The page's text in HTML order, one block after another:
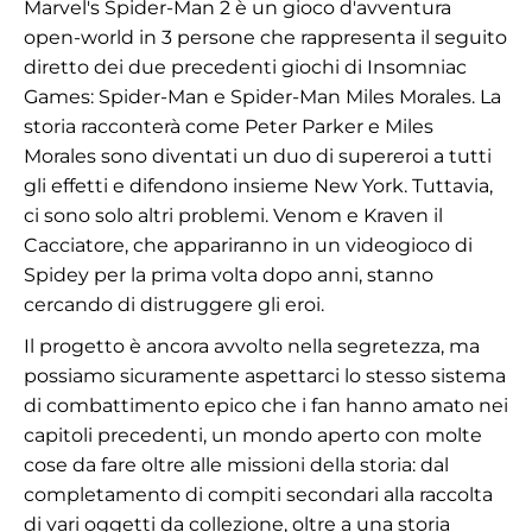
Marvel's Spider-Man 2 è un gioco d'avventura
open-world in 3 persone che rappresenta il seguito
diretto dei due precedenti giochi di Insomniac
Games: Spider-Man e Spider-Man Miles Morales. La
storia racconterà come Peter Parker e Miles
Morales sono diventati un duo di supereroi a tutti
gli effetti e difendono insieme New York. Tuttavia,
ci sono solo altri problemi. Venom e Kraven il
Cacciatore, che appariranno in un videogioco di
Spidey per la prima volta dopo anni, stanno
cercando di distruggere gli eroi.
Il progetto è ancora avvolto nella segretezza, ma
possiamo sicuramente aspettarci lo stesso sistema
di combattimento epico che i fan hanno amato nei
capitoli precedenti, un mondo aperto con molte
cose da fare oltre alle missioni della storia: dal
completamento di compiti secondari alla raccolta
di vari oggetti da collezione, oltre a una storia